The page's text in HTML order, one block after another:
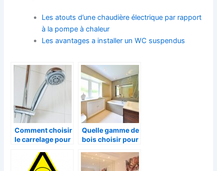
Les atouts d’une chaudière électrique par rapport
à la pompe à chaleur
Les avantages a installer un WC suspendus
Comment choisir
le carrelage pour
Quelle gamme de
bois choisir pour